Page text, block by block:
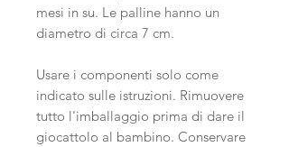
mesi in su. Le palline hanno un
diametro di circa 7 cm.
Usare i componenti solo come
indicato sulle istruzioni. Rimuovere
tutto l'imballaggio prima di dare il
giocattolo al bambino. Conservare